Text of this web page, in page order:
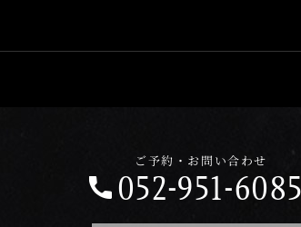
ご予約・お問い合わせ
052-951-6085